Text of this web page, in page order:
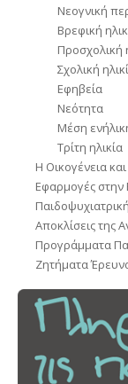
Νεογνική
Βρεφική
Προσχολική
Σχολική
Εφηβεία
Νεότητα
Μέση
Tρίτη ηλικία
Η Οικογένεια
Εφαρμογές στην
Παιδοψυχιατρική
Αποκλίσεις της
Προγράμματα
Ζητήματα